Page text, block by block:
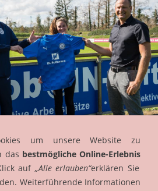
um unsere Website zu
das bestmögliche Online-Erlebnis
auf „Alle erlauben“erklären Sie
Weiterführende Informationen